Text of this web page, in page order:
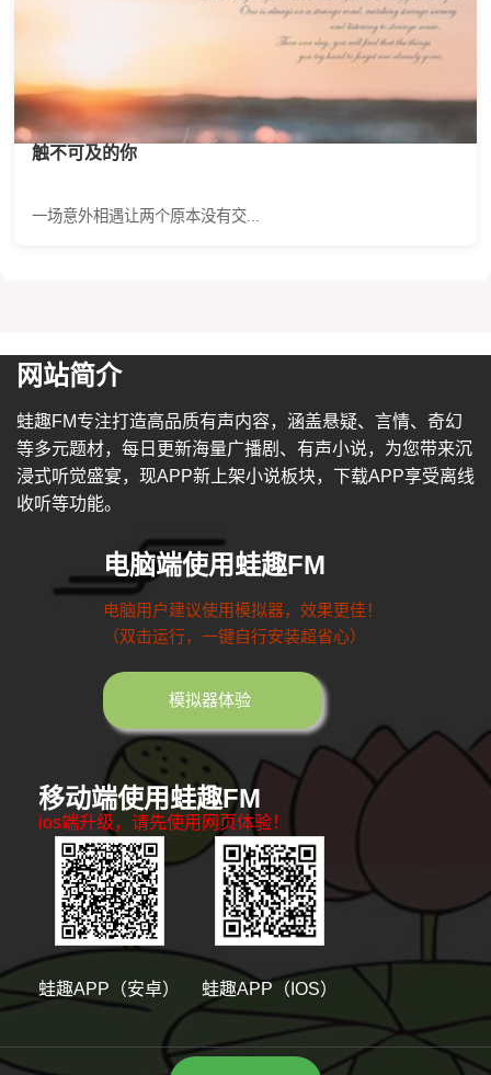
触不可及的你
一场意外相遇让两个原本没有交...
网站简介
蛙趣FM专注打造高品质有声内容，涵盖悬疑、言情、奇幻
等多元题材，每日更新海量广播剧、有声小说，为您带来沉
浸式听觉盛宴，现APP新上架小说板块，下载APP享受离线
收听等功能。
电脑端使用蛙趣FM
电脑用户建议使用模拟器，效果更佳！
（双击运行，一键自行安装超省心）
模拟器体验
移动端使用蛙趣FM
ios端升级，请先使用网页体验！
蛙趣APP（安卓） 蛙趣APP（IOS）